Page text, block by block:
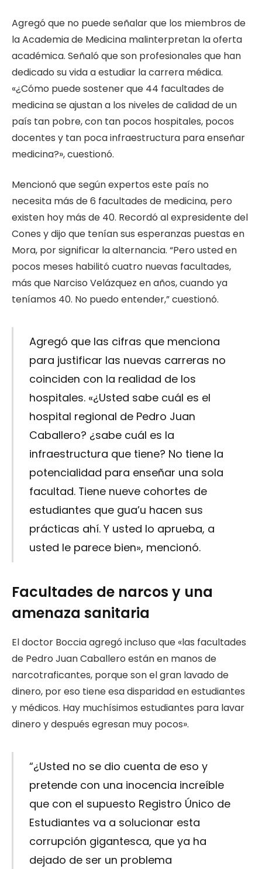
Agregó que no puede señalar que los miembros de
la Academia de Medicina malinterpretan la oferta
académica. Señaló que son profesionales que han
dedicado su vida a estudiar la carrera médica.
«¿Cómo puede sostener que 44 facultades de
medicina se ajustan a los niveles de calidad de un
país tan pobre, con tan pocos hospitales, pocos
docentes y tan poca infraestructura para enseñar
medicina?», cuestionó.
Mencionó que según expertos este país no
necesita más de 6 facultades de medicina, pero
existen hoy más de 40. Recordó al expresidente del
Cones y dijo que tenían sus esperanzas puestas en
Mora, por significar la alternancia. “Pero usted en
pocos meses habilitó cuatro nuevas facultades,
más que Narciso Velázquez en años, cuando ya
teníamos 40. No puedo entender,” cuestionó.
Agregó que las cifras que menciona
para justificar las nuevas carreras no
coinciden con la realidad de los
hospitales. «¿Usted sabe cuál es el
hospital regional de Pedro Juan
Caballero? ¿sabe cuál es la
infraestructura que tiene? No tiene la
potencialidad para enseñar una sola
facultad. Tiene nueve cohortes de
estudiantes que gua’u hacen sus
prácticas ahí. Y usted lo aprueba, a
usted le parece bien», mencionó.
Facultades de narcos y una
amenaza sanitaria
El doctor Boccia agregó incluso que «las facultades
de Pedro Juan Caballero están en manos de
narcotraficantes, porque son el gran lavado de
dinero, por eso tiene esa disparidad en estudiantes
y médicos. Hay muchísimos estudiantes para lavar
dinero y después egresan muy pocos».
“¿Usted no se dio cuenta de eso y
pretende con una inocencia increíble
que con el supuesto Registro Único de
Estudiantes va a solucionar esta
corrupción gigantesca, que ya ha
dejado de ser un problema